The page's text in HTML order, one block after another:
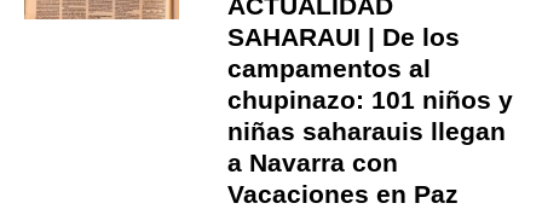
SAHARAUI | De los
campamentos al
chupinazo: 101 niños y
niñas saharauis llegan
a Navarra con
Vacaciones en Paz